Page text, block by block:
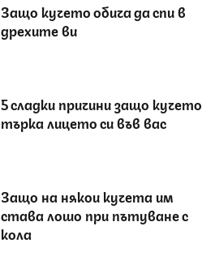
Защо кучето обича да спи в
дрехите ви
5 сладки причини защо кучето
търка лицето си във вас
Защо на някои кучета им
става лошо при пътуване с
кола